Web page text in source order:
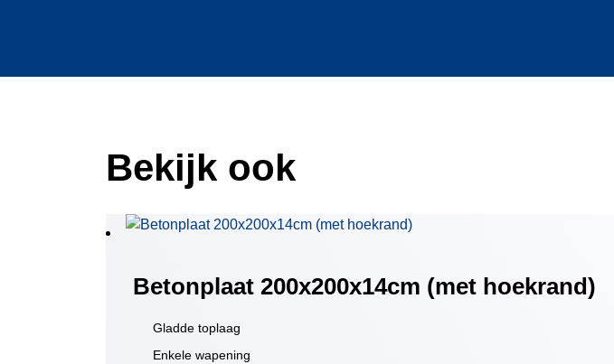
Bekijk ook
Betonplaat 200x200x14cm (met hoekrand)
Gladde toplaag
Enkele wapening